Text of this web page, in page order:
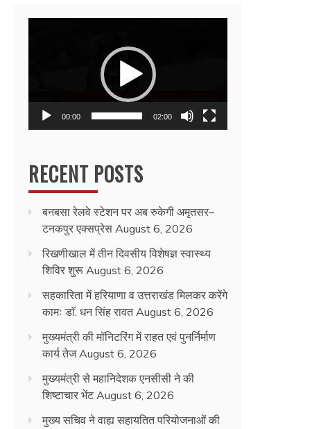
00:00 02:00
RECENT POSTS
बनबसा रेलवे स्टेशन पर अब रुकेगी अमृतसर–
टनकपुर एक्सप्रेस August 6, 2026
रिखणीखाल में तीन दिवसीय विशेषज्ञ स्वास्थ्य
शिविर शुरू August 6, 2026
सहकारिता में हरियाणा व उत्तराखंड मिलकर करेंगे
कामः डाॅ. धन सिंह रावत August 6, 2026
मुख्यमंत्री की मॉनिटरिंग में राहत एवं पुनर्निर्माण
कार्य तेज August 6, 2026
मुख्यमंत्री से महानिदेशक एनसीसी ने की
शिष्टाचार भेंट August 6, 2026
मुख्य सचिव ने वाह्य सहायतित परियोजनाओं की